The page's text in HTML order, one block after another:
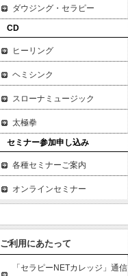
ダウジング・セラピー
CD
ヒーリング
ヘミシンク
スローナミュージック
太極拳
セミナー参加申し込み
各種セミナーご案内
オンラインセミナー
ご利用にあたって
「セラピーNETカレッジ」通信